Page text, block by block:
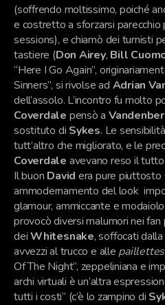
(soffrendo moltissimo, poiché
e costretto a sforzarsi parecchio
sessions), e chiamò dei turnisti
tastiere (Don Airey, Bill
“Here I Go Again”,
Sinners”, si rivolse ad Adrian
dell’assolo. L’incontro fu molto
Coverdale pensò a
sostituto di Sykes. Le
tutt’altro che migliorato, e le
Coverdale avevano reso il
Il buon David era pure piuttosto
ammodernamento del look
glamour, ammiccante e
provocò diversi malumori nei
deiWhitesnake, soffocati
avvezzi al trucco e alle paillettes
Of The Night”, zeppeliniana e
archi virtuali è un’altra
tutti i costi” (c’è lo zampino di